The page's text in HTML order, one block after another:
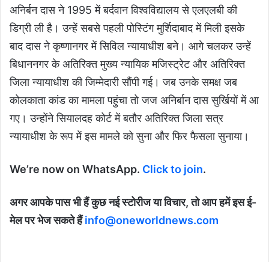
अनिर्बन दास ने 1995 में बर्दवान विश्वविद्यालय से एलएलबी की
डिग्री ली है। उन्हें सबसे पहली पोस्टिंग मुर्शिदाबाद में मिली इसके
बाद दास ने कृष्णानगर में सिविल न्यायाधीश बने। आगे चलकर उन्हें
बिधाननगर के अतिरिक्त मुख्य न्यायिक मजिस्ट्रेट और अतिरिक्त
जिला न्यायाधीश की जिम्मेदारी सौंपी गई। जब उनके समक्ष जब
कोलकाता कांड का मामला पहुंचा तो जज अनिर्बान दास सुर्खियों में आ
गए। उन्होंने सियालदह कोर्ट में बतौर अतिरिक्त जिला सत्र
न्यायाधीश के रूप में इस मामले को सुना और फिर फैसला सुनाया।
We’re now on WhatsApp. Click to join.
अगर आपके पास भी हैं कुछ नई स्टोरीज या विचार, तो आप हमें इस ई-
मेल पर भेज सकते हैंinfo@oneworldnews.com